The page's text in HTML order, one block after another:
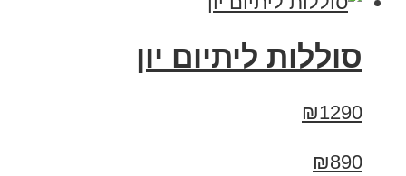
סוללות ליתיום יון
₪1290
₪890